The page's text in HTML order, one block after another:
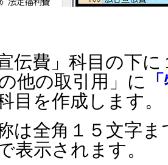
伝費」科目の下
他の取引用」に
目を作成します。
は全角１５文字
表示されます。